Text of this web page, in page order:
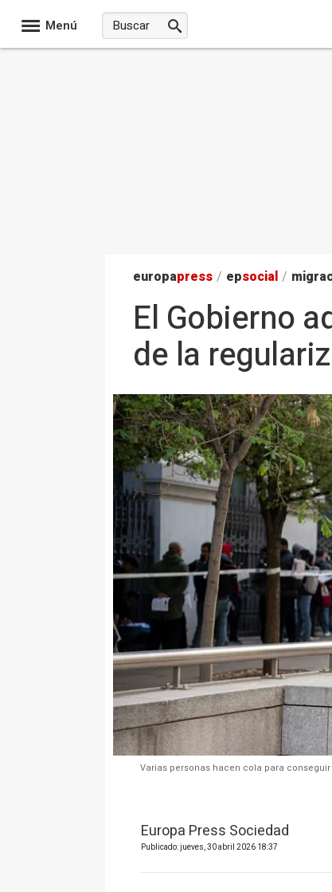
Menú
europapress / epsocial /
El Gobierno
de la
Varias personas hacen cola para
Europa Press Sociedad
Publicado: jueves, 30 abril 2026 18:37